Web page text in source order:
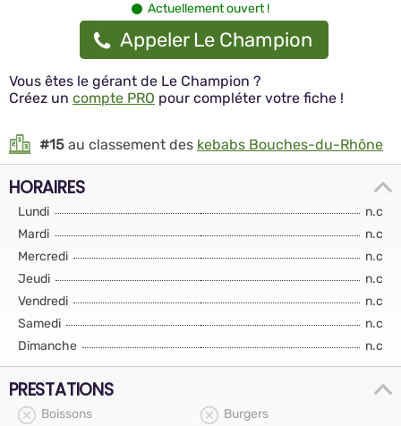
Actuellement ouvert !
Appeler Le Champion
Vous êtes le gérant de Le Champion ?
Créez un compte PRO pour compléter votre fiche !
#15 au classement des kebabs Bouches-du-Rhône
HORAIRES
Lundi
n.c
Mardi
n.c
Mercredi
n.c
Jeudi
n.c
Vendredi
n.c
Samedi
n.c
Dimanche
n.c
PRESTATIONS
Boissons
Burgers